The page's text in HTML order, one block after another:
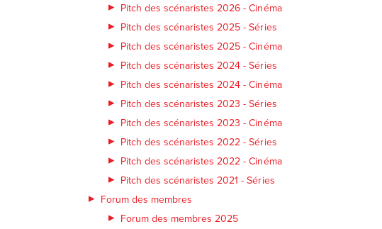
Pitch des scénaristes 2026 - Cinéma
Pitch des scénaristes 2025 - Séries
Pitch des scénaristes 2025 - Cinéma
Pitch des scénaristes 2024 - Séries
Pitch des scénaristes 2024 - Cinéma
Pitch des scénaristes 2023 - Séries
Pitch des scénaristes 2023 - Cinéma
Pitch des scénaristes 2022 - Séries
Pitch des scénaristes 2022 - Cinéma
Pitch des scénaristes 2021 - Séries
Forum des membres
Forum des membres 2025